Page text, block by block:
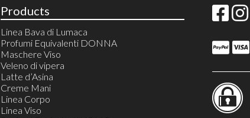
Products
Linea Bava di Lumaca
Profumi Equivalenti DONNA
Maschere Viso
Veleno di vipera
Latte d’Asina
Creme Mani
Linea Corpo
Linea Viso